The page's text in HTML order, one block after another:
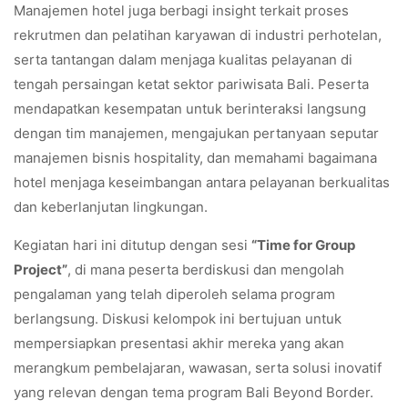
Manajemen hotel juga berbagi insight terkait proses
rekrutmen dan pelatihan karyawan di industri perhotelan,
serta tantangan dalam menjaga kualitas pelayanan di
tengah persaingan ketat sektor pariwisata Bali. Peserta
mendapatkan kesempatan untuk berinteraksi langsung
dengan tim manajemen, mengajukan pertanyaan seputar
manajemen bisnis hospitality, dan memahami bagaimana
hotel menjaga keseimbangan antara pelayanan berkualitas
dan keberlanjutan lingkungan.
Kegiatan hari ini ditutup dengan sesi “Time for Group
Project”, di mana peserta berdiskusi dan mengolah
pengalaman yang telah diperoleh selama program
berlangsung. Diskusi kelompok ini bertujuan untuk
mempersiapkan presentasi akhir mereka yang akan
merangkum pembelajaran, wawasan, serta solusi inovatif
yang relevan dengan tema program Bali Beyond Border.